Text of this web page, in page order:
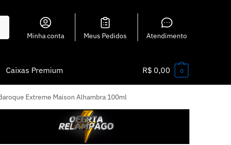
Minha conta Meus Pedidos Atendimento
Caixas Premium R$ 0,00 0
Extreme Maison Alhambra 100ml